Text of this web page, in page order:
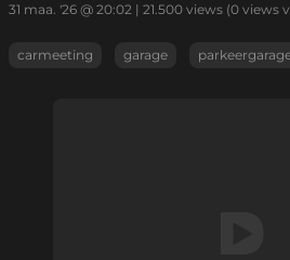
31 maa. '26 @ 20:02 | 21.500 views (0 views
carmeeting garage